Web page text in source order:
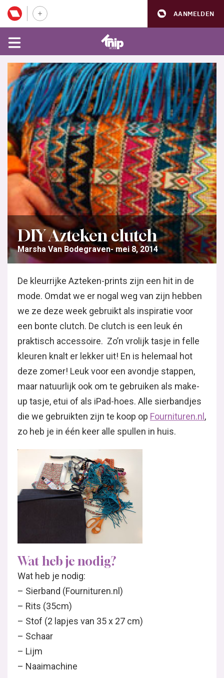
AANMELDEN
DIY Azteken clutch
Marsha Van Bodegraven mei 8, 2014
De kleurrijke Azteken-prints zijn een hit in de
mode. Omdat we er nogal weg van zijn hebben
we ze deze week gebruikt als inspiratie voor
een bonte clutch. De clutch is een leuk én
praktisch accessoire. Zo’n vrolijk tasje in felle
kleuren knalt er lekker uit! En is helemaal hot
deze zomer! Leuk voor een avondje stappen,
maar natuurlijk ook om te gebruiken als make-
up tasje, etui of als iPad-hoes. Alle sierbandjes
die we gebruikten zijn te koop op Fournituren.nl ,
zo heb je in één keer alle spullen in huis.
Wat heb je nodig?
Wat heb je nodig:
– Sierband (Fournituren.nl)
– Rits (35cm)
– Stof (2 lapjes van 35 x 27 cm)
– Schaar
– Lijm
– Naaimachine